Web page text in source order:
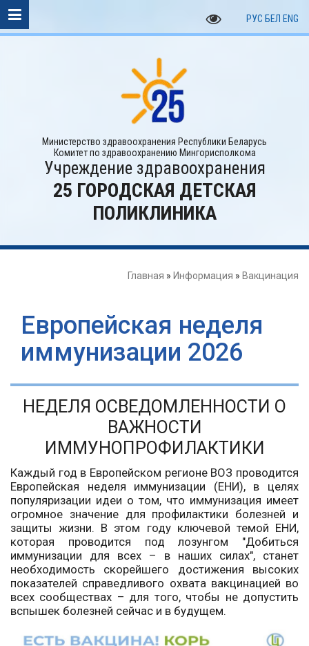
РУС БЕЛ ENG
Министерство здравоохранения Республики Беларусь
Комитет по здравоохранению Мингорисполкома
Учреждение здравоохранения
25 ГОРОДСКАЯ ДЕТСКАЯ
ПОЛИКЛИНИКА
Главная » Информация » Вакцинация
Европейская неделя
иммунизации 2026
НЕДЕЛЯ ОСВЕДОМЛЕННОСТИ О
ВАЖНОСТИ
ИММУНОПРОФИЛАКТИКИ
Каждый год в Европейском регионе ВОЗ проводится
Европейская неделя иммунизации (ЕНИ), в целях
популяризации идеи о том, что иммунизация имеет
огромное значение для профилактики болезней и
защиты жизни. В этом году ключевой темой ЕНИ,
которая проводится под лозунгом "Добиться
иммунизации для всех – в наших силах", станет
необходимость скорейшего достижения высоких
показателей справедливого охвата вакцинацией во
всех сообществах – для того, чтобы не допустить
вспышек болезней сейчас и в будущем.